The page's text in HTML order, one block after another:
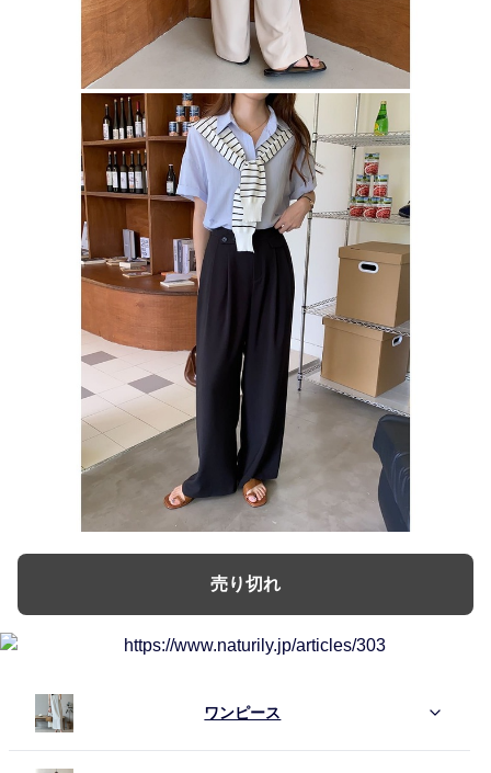
売り切れ
ワンピース